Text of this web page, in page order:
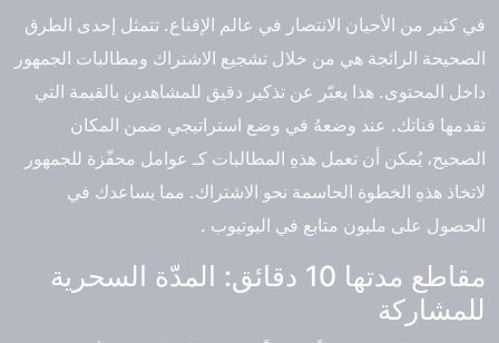
في كثير من الأحيان الانتصار في عالم الإقناع. تتمثل إحدى الطرق
الصحيحة الرائجة هي من خلال تشجيع الاشتراك ومطالبات الجمهور
داخل المحتوى. هذا يعبّر عن تذكير دقيق للمشاهدين بالقيمة التي
تقدمها قناتك. عند وضعهُ في وضع استراتيجي ضمن المكان
الصحيح، يُمكن أن تعمل هذهِ المطالبات كـ عوامل محفّزة للجمهور
لاتخاذ هذهِ الخطوة الحاسمة نحو الاشتراك. مما يساعدك في
الحصول على مليون متابع في اليوتيوب .
مقاطع مدتها 10 دقائق: المدّة السحرية
للمشاركة